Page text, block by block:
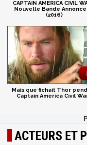
CAPTAIN AMERICA CIVIL
Nouvelle Bande Annonce
(2016)
Mais que fichait Thor
Captain America Civil
ACTEURS ET